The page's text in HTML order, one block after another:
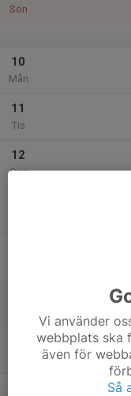
Sön
10
Mån
11
Tis
12
Ons
Vi använder
webbplats ska
även för
Så